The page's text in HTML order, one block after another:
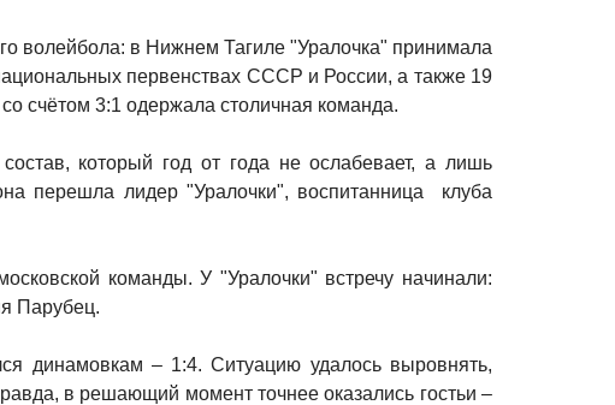
волейбола: в Нижнем Тагиле "Уралочка" принимала
первенствах СССР и России, а также 19
счётом 3:1 одержала столичная команда.
который год от года не ослабевает, а лишь
перешла лидер "Уралочки", воспитанница клуба
команды. У "Уралочки" встречу начинали:
Парубец.
динамовкам – 1:4. Ситуацию удалось выровнять,
в решающий момент точнее оказались гостьи –